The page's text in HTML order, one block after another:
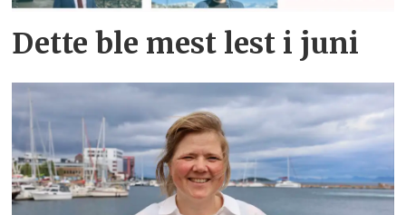
Dette ble mest lest i juni